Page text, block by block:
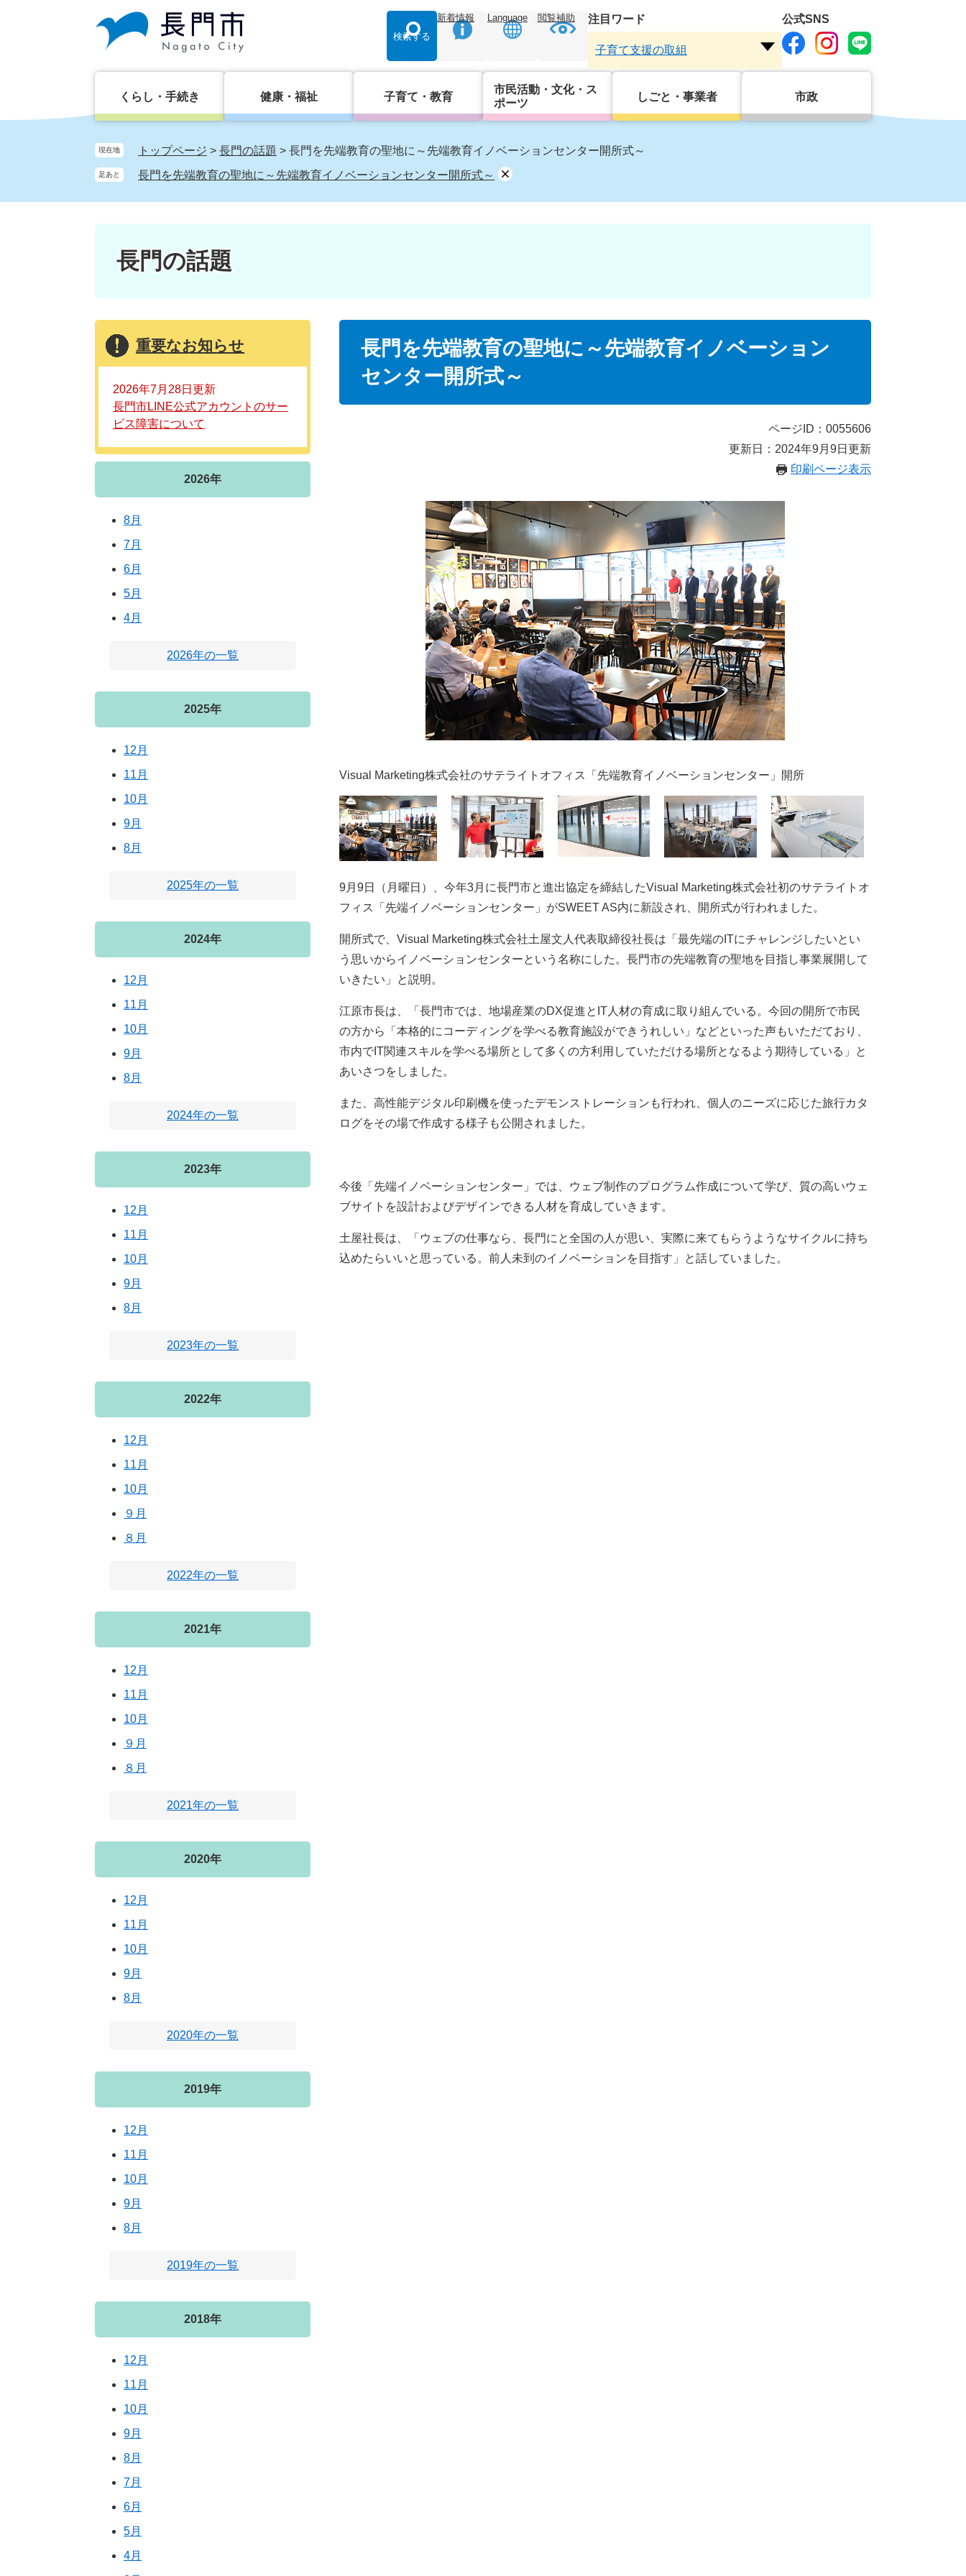
検索する
新着情報 Language 閲覧補助 注目ワード
ー
子育て支援の取組
公式SNS
くらし・手続き 健康・福祉 子育て・教育
市民活動・文化・ス
ポーツ
しごと・事業者 市政
現在地 トップページ > 長門の話題 > 長門を先端教育の聖地に～先端教育イノベーションセンター開所式～
足あと 長門を先端教育の聖地に～先端教育イノベーションセンター開所式～
長門の話題
長門を先端教育の聖地に～先端教育イノベーション
センター開所式～
ページID：0055606
更新日：2024年9月9日更新
印刷ページ表示
Visual Marketing株式会社のサテライトオフィス「先端教育イノベーションセンター」開所
9月9日（月曜日）、今年3月に長門市と進出協定を締結したVisual Marketing株式会社初のサテライトオ
フィス「先端イノベーションセンター」がSWEET AS内に新設され、開所式が行われました。
開所式で、Visual Marketing株式会社土屋文人代表取締役社長は「最先端のITにチャレンジしたいとい
う思いからイノベーションセンターという名称にした。長門市の先端教育の聖地を目指し事業展開して
いきたい」と説明。
江原市長は、「長門市では、地場産業のDX促進とIT人材の育成に取り組んでいる。今回の開所で市民
の方から「本格的にコーディングを学べる教育施設ができうれしい」などといった声もいただており、
市内でIT関連スキルを学べる場所として多くの方利用していただける場所となるよう期待している」と
あいさつをしました。
また、高性能デジタル印刷機を使ったデモンストレーションも行われ、個人のニーズに応じた旅行カタ
ログをその場で作成する様子も公開されました。
今後「先端イノベーションセンター」では、ウェブ制作のプログラム作成について学び、質の高いウェ
ブサイトを設計およびデザインできる人材を育成していきます。
土屋社長は、「ウェブの仕事なら、長門にと全国の人が思い、実際に来てもらうようなサイクルに持ち
込めたらいいと思っている。前人未到のイノベーションを目指す」と話していました。
重要なお知らせ
2026年7月28日更新
長門市LINE公式アカウントのサー
ビス障害について
2026年
8月
7月
6月
5月
4月
2026年の一覧
2025年
12月
11月
10月
9月
8月
2025年の一覧
2024年
12月
11月
10月
9月
8月
2024年の一覧
2023年
12月
11月
10月
9月
8月
2023年の一覧
2022年
12月
11月
10月
９月
８月
2022年の一覧
2021年
12月
11月
10月
９月
８月
2021年の一覧
2020年
12月
11月
10月
9月
8月
2020年の一覧
2019年
12月
11月
10月
9月
8月
2019年の一覧
2018年
12月
11月
10月
9月
8月
7月
6月
5月
4月